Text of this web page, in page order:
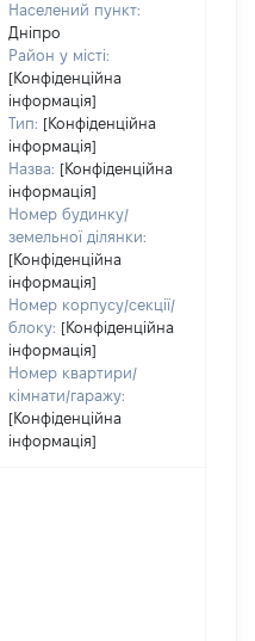
Населений пункт:
Дніпро
Район у місті:
[Конфіденційна
інформація]
Тип: [Конфіденційна
інформація]
Назва: [Конфіденційна
інформація]
Номер будинку/
земельної ділянки:
[Конфіденційна
інформація]
Номер корпусу/секції/
блоку: [Конфіденційна
інформація]
Номер квартири/
кімнати/гаражу:
[Конфіденційна
інформація]